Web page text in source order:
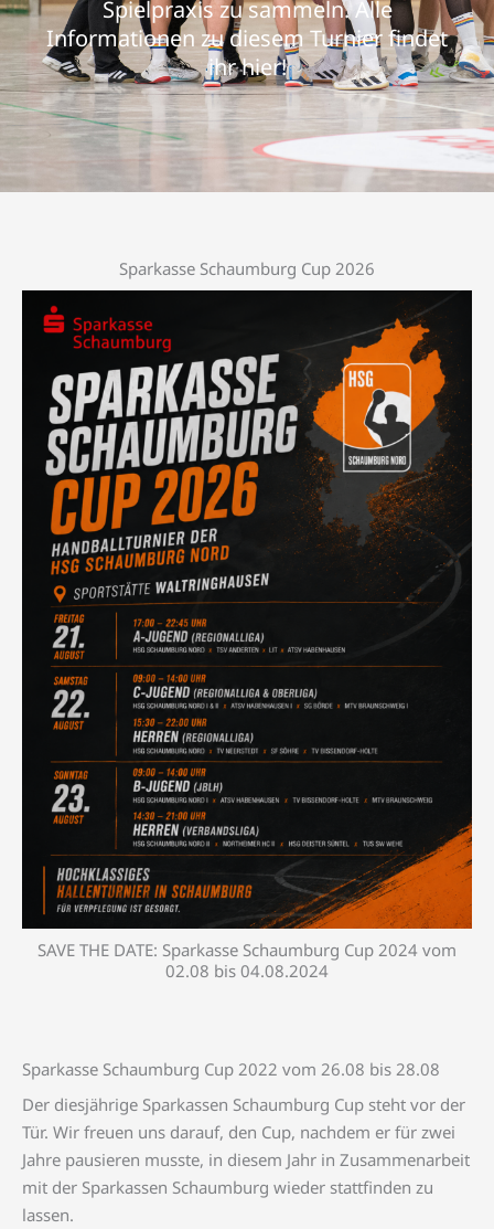
Spielpraxis zu sammeln. Alle
Informationen zu diesem Turnier findet
ihr hier!
Sparkasse Schaumburg Cup 2026
SAVE THE DATE: Sparkasse Schaumburg Cup 2024 vom
02.08 bis 04.08.2024
Sparkasse Schaumburg Cup 2022 vom 26.08 bis 28.08
Der diesjährige Sparkassen Schaumburg Cup steht vor der
Tür. Wir freuen uns darauf, den Cup, nachdem er für zwei
Jahre pausieren musste, in diesem Jahr in Zusammenarbeit
mit der Sparkassen Schaumburg wieder stattfinden zu
lassen.